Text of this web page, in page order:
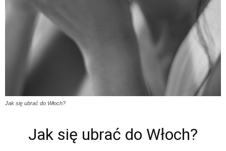
Jak się ubrać do Włoch?
Jak się ubrać do Włoch?